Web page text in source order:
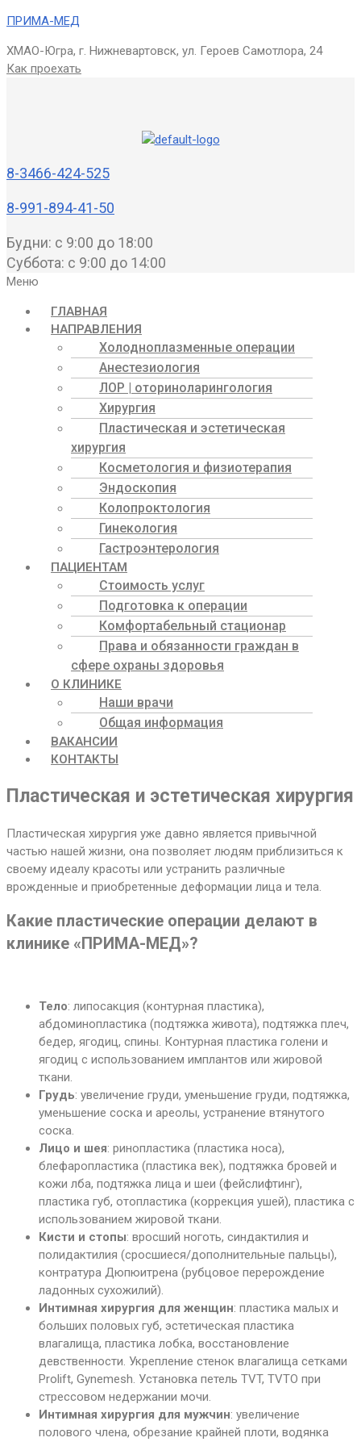
ПРИМА-МЕД
ХМАО-Югра, г. Нижневартовск, ул. Героев Самотлора, 24
Как проехать
8-3466-424-525
8-991-894-41-50
Будни: с 9:00 до 18:00
Суббота: с 9:00 до 14:00
Меню
ГЛАВНАЯ
НАПРАВЛЕНИЯ
Холодноплазменные операции
Анестезиология
ЛОР | оториноларингология
Хирургия
Пластическая и эстетическая
хирургия
Косметология и физиотерапия
Эндоскопия
Колопроктология
Гинекология
Гастроэнтерология
ПАЦИЕНТАМ
Стоимость услуг
Подготовка к операции
Комфортабельный стационар
Права и обязанности граждан в
сфере охраны здоровья
О КЛИНИКЕ
Наши врачи
Общая информация
ВАКАНСИИ
КОНТАКТЫ
Пластическая и эстетическая хирургия
Пластическая хирургия уже давно является привычной
частью нашей жизни, она позволяет людям приблизиться к
своему идеалу красоты или устранить различные
врожденные и приобретенные деформации лица и тела.
Какие пластические операции делают в
клинике «ПРИМА-МЕД»?
Тело: липосакция (контурная пластика),
абдоминопластика (подтяжка живота), подтяжка плеч,
бедер, ягодиц, спины. Контурная пластика голени и
ягодиц с использованием имплантов или жировой
ткани.
Грудь: увеличение груди, уменьшение груди, подтяжка,
уменьшение соска и ареолы, устранение втянутого
соска.
Лицо и шея: ринопластика (пластика носа),
блефаропластика (пластика век), подтяжка бровей и
кожи лба, подтяжка лица и шеи (фейслифтинг),
пластика губ, отопластика (коррекция ушей), пластика с
использованием жировой ткани.
Кисти и стопы: вросший ноготь, синдактилия и
полидактилия (сросшиеся/дополнительные пальцы),
контратура Дюпюитрена (рубцовое перерождение
ладонных сухожилий).
Интимная хирургия для женщин: пластика малых и
больших половых губ, эстетическая пластика
влагалища, пластика лобка, восстановление
девственности. Укрепление стенок влагалища сетками
Prolift, Gynemesh. Установка петель TVT, TVTO при
стрессовом недержании мочи.
Интимная хирургия для мужчин: увеличение
полового члена, обрезание крайней плоти, водянка